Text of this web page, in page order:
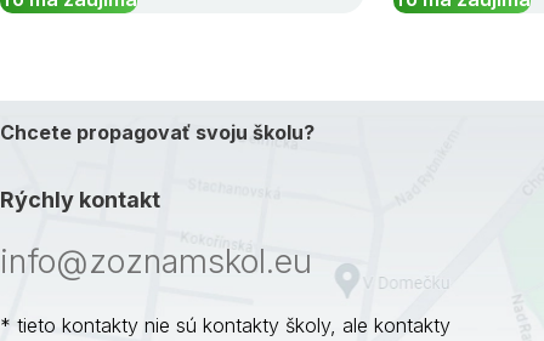
Chcete propagovať svoju školu?
Rýchly kontakt
info@zoznamskol.eu
* tieto kontakty nie sú kontakty školy, ale kontakty